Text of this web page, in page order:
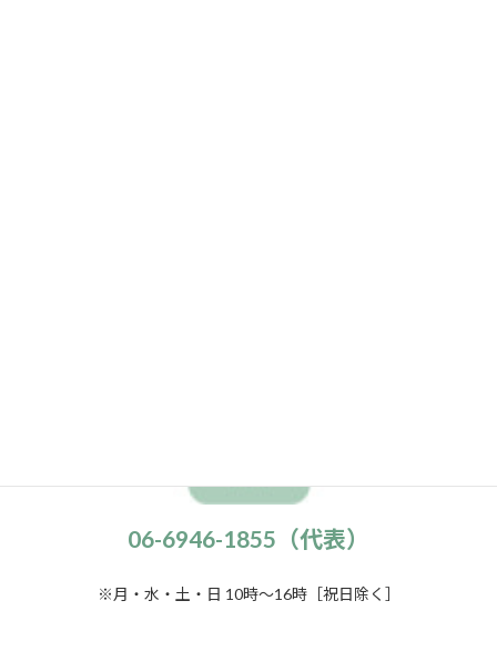
06-6946-1855（代表）
※月・水・土・日 10時～16時［祝日除く］